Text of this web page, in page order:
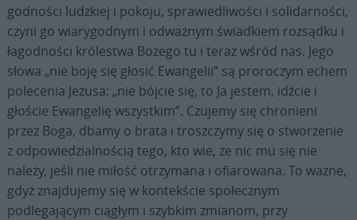
godności ludzkiej i pokoju, sprawiedliwości i solidarności,
czyni go wiarygodnym i odważnym świadkiem rozsądku i
łagodności królestwa Bożego tu i teraz wśród nas. Jego
słowa „nie boję się głosić Ewangelii” są proroczym echem
polecenia Jezusa: „nie bójcie się, to Ja jestem, idźcie i
głoście Ewangelię wszystkim”. Czujemy się chronieni
przez Boga, dbamy o brata i troszczymy się o stworzenie
z odpowiedzialnością tego, kto wie, że nic mu się nie
należy, jeśli nie miłość otrzymana i ofiarowana. To ważne,
gdyż znajdujemy się w kontekście społecznym
podlegającym ciągłym i szybkim zmianom, przy